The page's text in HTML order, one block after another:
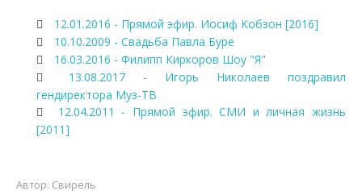
12.01.2016 - Прямой эфир. Иосиф Кобзон [2016]
10.10.2009 - Свадьба Павла Буре
16.03.2016 - Филипп Киркоров Шоу "Я"
13.08.2017 - Игорь Николаев поздравил
гендиректора Муз-ТВ
12.04.2011 - Прямой эфир. СМИ и личная жизнь
[2011]
Автор: Свирель